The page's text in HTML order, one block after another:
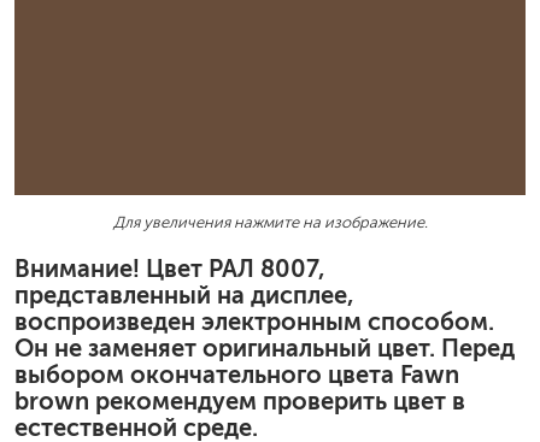
Для увеличения нажмите на изображение.
Внимание! Цвет РАЛ 8007,
представленный на дисплее,
воспроизведен электронным способом.
Он не заменяет оригинальный цвет. Перед
выбором окончательного цвета Fawn
brown рекомендуем проверить цвет в
естественной среде.